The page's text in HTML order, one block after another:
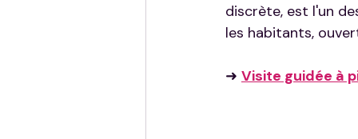
discrète, est l'un
les habitants,
➜ Visite guidée à